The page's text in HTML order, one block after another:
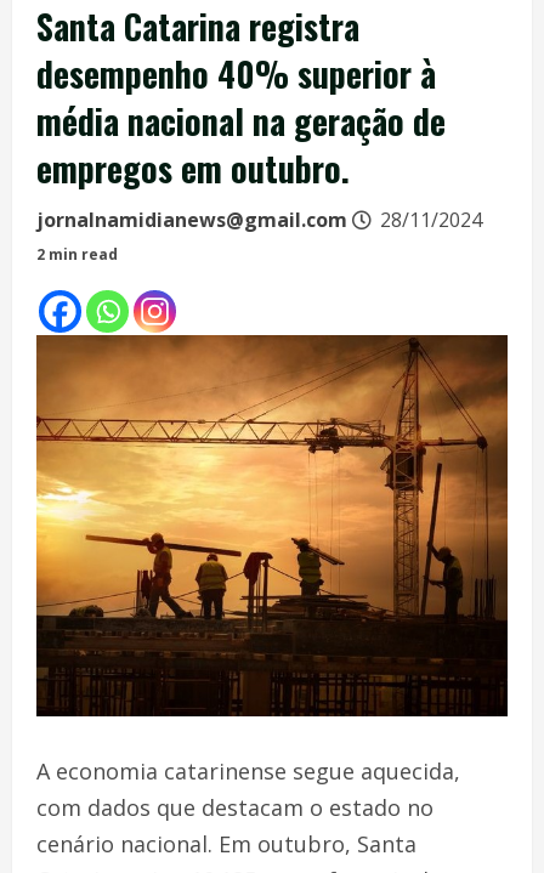
Santa Catarina registra
desempenho 40% superior à
média nacional na geração de
empregos em outubro.
jornalnamidianews@gmail.com 28/11/2024
2 min read
A economia catarinense segue aquecida,
com dados que destacam o estado no
cenário nacional. Em outubro, Santa